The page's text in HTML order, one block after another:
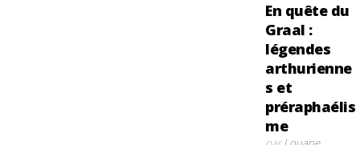
En quête du
Graal :
légendes
arthurienne
s et
préraphaélis
me